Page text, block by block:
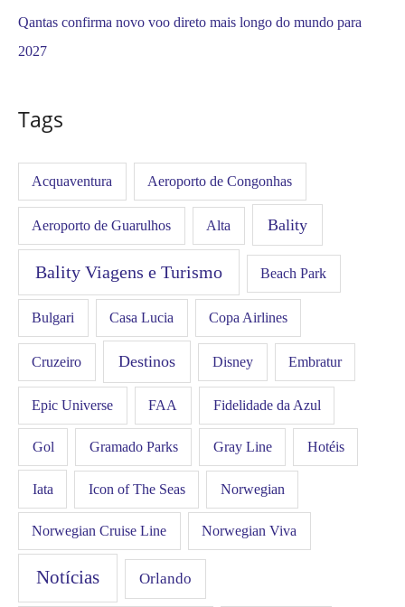
Qantas confirma novo voo direto mais longo do mundo para
2027
Tags
Acquaventura Aeroporto de Congonhas
Aeroporto de Guarulhos Alta Bality
Bality Viagens e Turismo Beach Park
Bulgari Casa Lucia Copa Airlines
Cruzeiro Destinos Disney Embratur
Epic Universe FAA Fidelidade da Azul
Gol Gramado Parks Gray Line Hotéis
Iata Icon of The Seas Norwegian
Norwegian Cruise Line Norwegian Viva
Notícias Orlando